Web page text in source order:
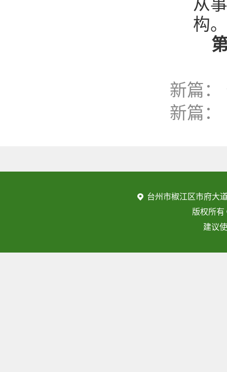
从
构
第
新篇：
新篇：
台州市椒江区市府大
版权所
建议